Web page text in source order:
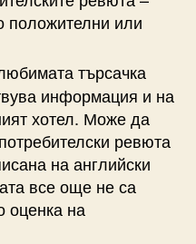
или
търсачка
информация и на
хотел. Може да
ревюта
на английски
все още не са
оценка на